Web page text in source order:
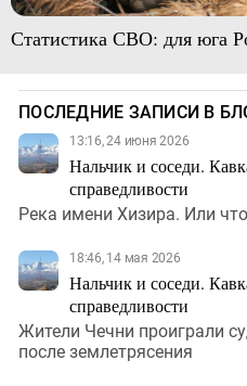
Статистика СВО: для юга
ПОСЛЕДНИЕ ЗАПИСИ В
13:16, 24 июня 2026
Нальчик и соседи.
справедливости
Река имени Хизира. Или
18:46, 14 мая 2026
Нальчик и соседи.
справедливости
Жители Чечни проиграли
после землетрясения